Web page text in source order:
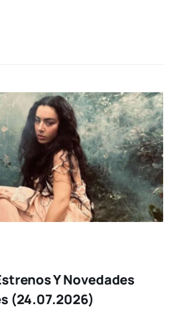
Y Novedades
(24.07.2026)